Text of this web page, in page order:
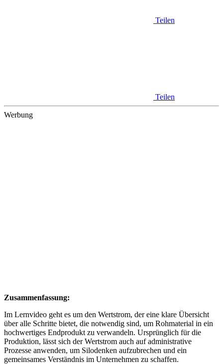
Teilen
Teilen
Werbung
Zusammenfassung:
Im Lernvideo geht es um den Wertstrom, der eine klare Übersicht
über alle Schritte bietet, die notwendig sind, um Rohmaterial in ein
hochwertiges Endprodukt zu verwandeln. Ursprünglich für die
Produktion, lässt sich der Wertstrom auch auf administrative
Prozesse anwenden, um Silodenken aufzubrechen und ein
gemeinsames Verständnis im Unternehmen zu schaffen.